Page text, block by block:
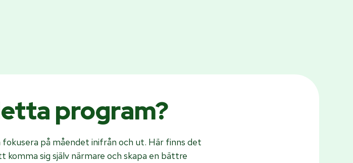
program?
på måendet inifrån och ut. Här finns det
sig själv närmare och skapa en bättre